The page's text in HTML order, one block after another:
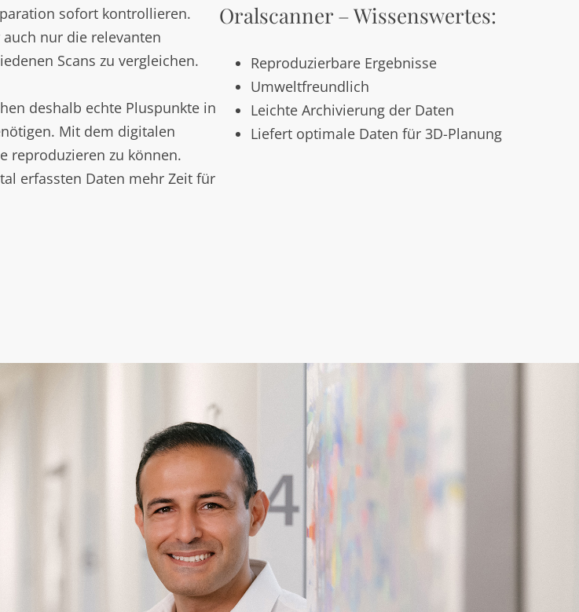
sofort kontrollieren.
nur die relevanten
Scans zu vergleichen.
deshalb echte Pluspunkte in
Mit dem digitalen
reproduzieren zu können.
erfassten Daten mehr Zeit für
Oralscanner – Wissenswertes:
Reproduzierbare Ergebnisse
Umweltfreundlich
Leichte Archivierung der Daten
Liefert optimale Daten für 3D-Planung